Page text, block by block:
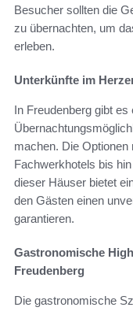
Besucher sollten die
zu übernachten, um
erleben.
Unterkünfte im
In Freudenberg gibt es
machen. Die
Fachwerkhotels bis
dieser Häuser bietet
den Gästen einen
garantieren.
Gastronomische
Freudenberg
Die gastronomische